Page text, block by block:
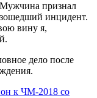
признал
инцидент.
вину я,
дело после
к ЧМ-2018 со